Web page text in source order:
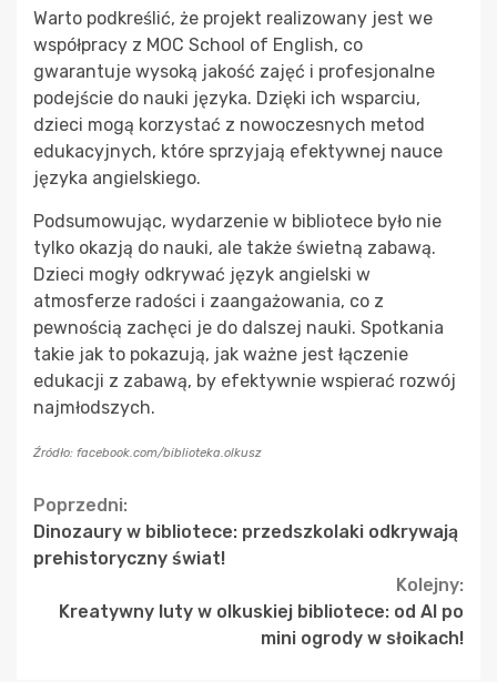
Warto podkreślić, że projekt realizowany jest we
współpracy z MOC School of English, co
gwarantuje wysoką jakość zajęć i profesjonalne
podejście do nauki języka. Dzięki ich wsparciu,
dzieci mogą korzystać z nowoczesnych metod
edukacyjnych, które sprzyjają efektywnej nauce
języka angielskiego.
Podsumowując, wydarzenie w bibliotece było nie
tylko okazją do nauki, ale także świetną zabawą.
Dzieci mogły odkrywać język angielski w
atmosferze radości i zaangażowania, co z
pewnością zachęci je do dalszej nauki. Spotkania
takie jak to pokazują, jak ważne jest łączenie
edukacji z zabawą, by efektywnie wspierać rozwój
najmłodszych.
Źródło: facebook.com/biblioteka.olkusz
Continue
Reading
Poprzedni:
Dinozaury w bibliotece: przedszkolaki odkrywają
prehistoryczny świat!
Kolejny:
Kreatywny luty w olkuskiej bibliotece: od AI po
mini ogrody w słoikach!